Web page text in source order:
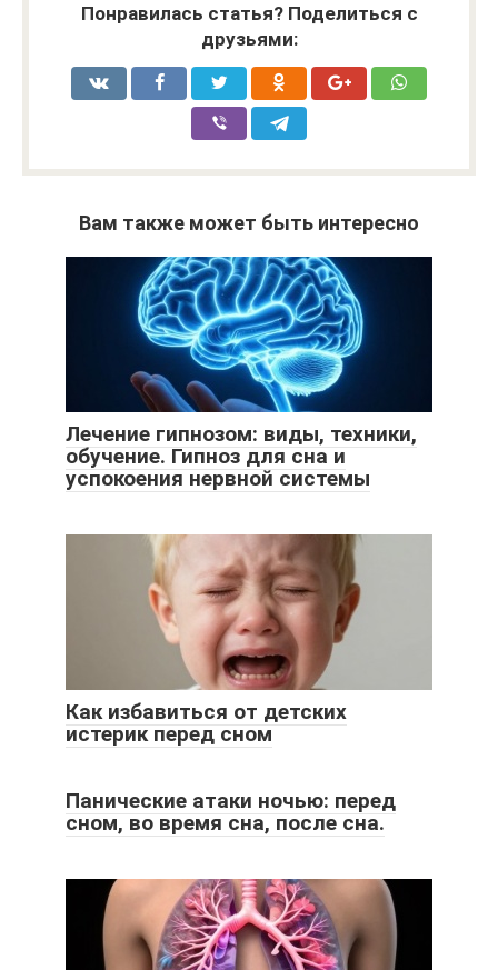
Понравилась статья? Поделиться с
друзьями:
Вам также может быть интересно
Лечение гипнозом: виды, техники,
обучение. Гипноз для сна и
успокоения нервной системы
Как избавиться от детских
истерик перед сном
Панические атаки ночью: перед
сном, во время сна, после сна.